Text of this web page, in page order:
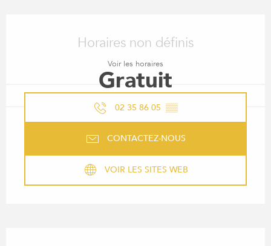
Horaires non définis
Voir les horaires
Gratuit
02 35 86 05 ▒▒
CONTACTEZ-NOUS
VOIR LES SITES WEB